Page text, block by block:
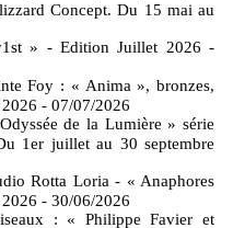
Concept. Du 15 mai au
» - Edition Juillet 2026 -
Foy : « Anima », bronzes,
- 07/07/2026
de la Lumière » série
1er juillet au 30 septembre
Rotta Loria - « Anaphores
- 30/06/2026
: « Philippe Favier et